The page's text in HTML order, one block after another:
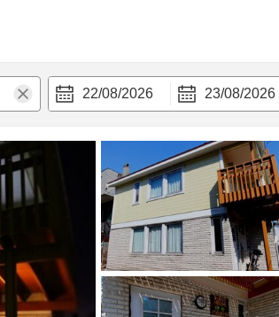
22/08/2026 23/08/2026